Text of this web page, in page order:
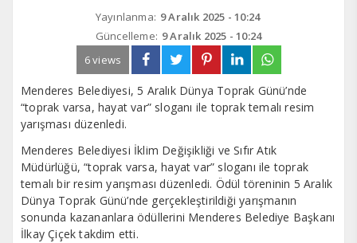
Yayınlanma: 9 Aralık 2025 - 10:24
Güncelleme: 9 Aralık 2025 - 10:24
6 views
Menderes Belediyesi, 5 Aralık Dünya Toprak Günü’nde
“toprak varsa, hayat var” sloganı ile toprak temalı resim
yarışması düzenledi.
Menderes Belediyesi İklim Değişikliği ve Sıfır Atık
Müdürlüğü, “toprak varsa, hayat var” sloganı ile toprak
temalı bir resim yarışması düzenledi. Ödül töreninin 5 Aralık
Dünya Toprak Günü’nde gerçekleştirildiği yarışmanın
sonunda kazananlara ödüllerini Menderes Belediye Başkanı
İlkay Çiçek takdim etti.